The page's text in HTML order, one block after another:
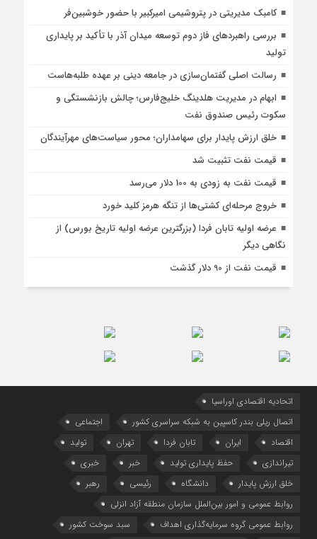
کامبک مدیریتی در پتروشیمی امیرکبیر با حضور خوشبین‌فر
بررسی راهبردهای فاز دوم توسعه میدان آذر با تأکید بر پایداری
تولید
رسالت اصلی گفتمان‌سازی در جامعه دینی بر عهده طلبه‌هاست
ابهام در مدیریت هلدینگ خلیج‌فارس؛ چالش بازنشستگی و
سکوت رئیس صندوق نفت
خلق ارزش پایدار برای سهامداران؛ محور سیاست‌های مهرآیندگان
قیمت نفت تثبیت شد
قیمت نفت به زودی به 100 دلار می‌رسد
خروج مرحله‌ای کشتی‌ها از تنگه هرمز کلید خورد
عرضه اولیه تابان فردا (بزرگترین عرضه اولیه تاریخ بورس) از
نگاهی دیگر
قیمت نفت از 90 دلار گذشت
اتحادیه اقتصادی اوراسیا
اتصال ریلی بندر کاسپین به شبکه سراسری کشور
اجتماعی
اقتصاد
ایران تابان فردا تهران
تولید
تیراندازی
حفظ پایداری تولید خبر
خبری
خلق ارزش پایدار
دانشگاه رئیسی
رهبر
روابط عمومی و امور بین‌الملل سازمان منطقه آزاد انزلی
روابط عمومی گروه سرمایه‌گذاری اهداف
سبد سوخت کشور